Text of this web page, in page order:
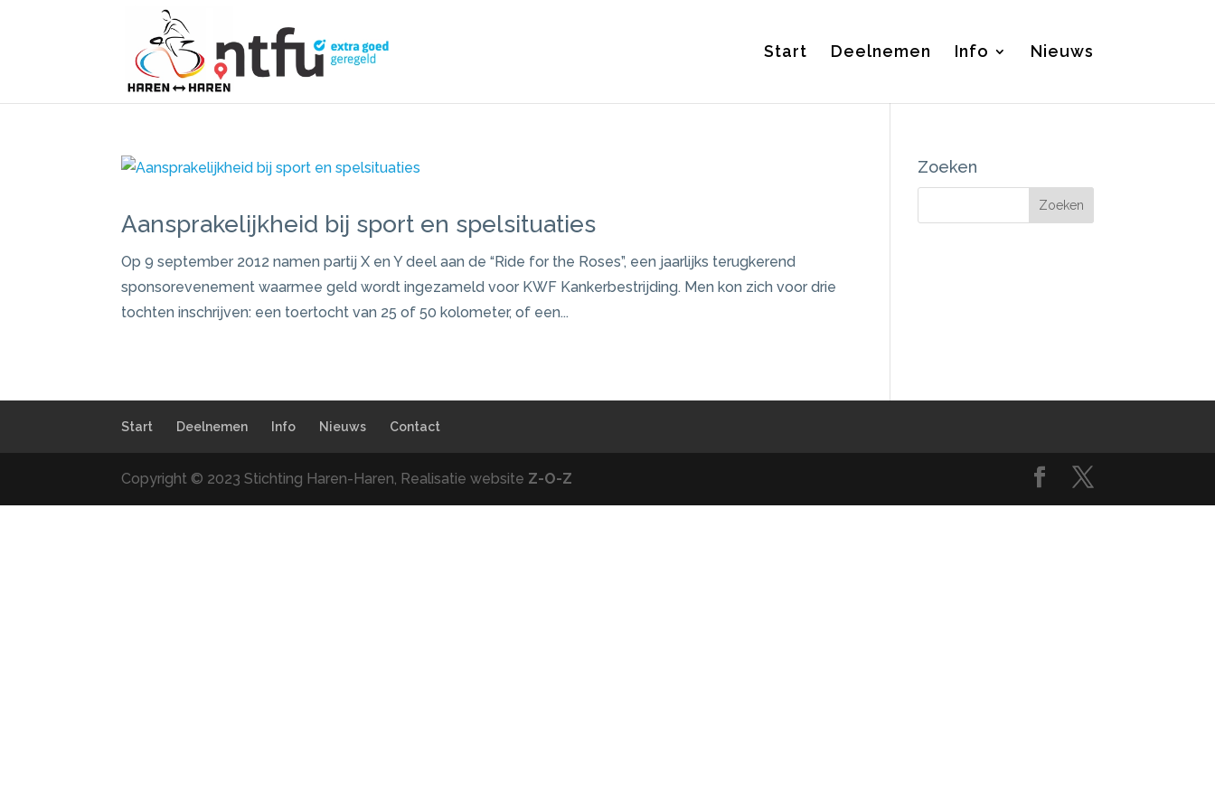
Start Deelnemen Info Nieuws
Aansprakelijkheid bij sport en spelsituaties
Op 9 september 2012 namen partij X en Y deel aan de “Ride for the Roses”, een jaarlijks terugkerend
sponsorevenement waarmee geld wordt ingezameld voor KWF Kankerbestrijding. Men kon zich voor drie
tochten inschrijven: een toertocht van 25 of 50 kolometer, of een...
Zoeken
Start Deelnemen Info Nieuws Contact
Copyright © 2023 Stichting Haren-Haren, Realisatie website Z-O-Z